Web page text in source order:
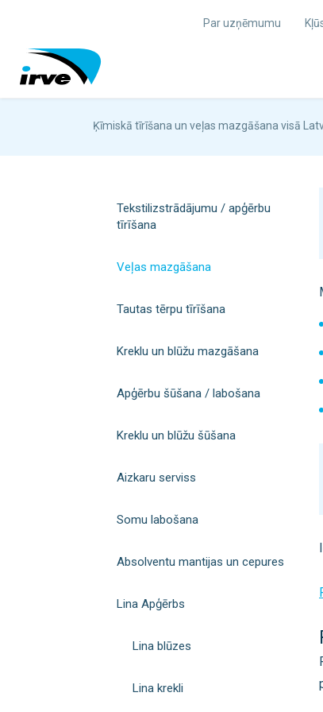
Par uzņēmumu
Ķīmiskā tīrīšana un veļas mazgāšana visā
Tekstilizstrādājumu / apģērbu
tīrīšana
Veļas mazgāšana
Tautas tērpu tīrīšana
Kreklu un blūžu mazgāšana
Apģērbu šūšana / labošana
Kreklu un blūžu šūšana
Aizkaru serviss
Somu labošana
Absolventu mantijas un cepures
Lina Apģērbs
Lina blūzes
Lina krekli